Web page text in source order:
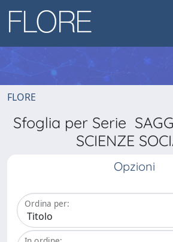
FLORE
Sfoglia per Serie
SCIENZE
Opzioni
Ordina per: